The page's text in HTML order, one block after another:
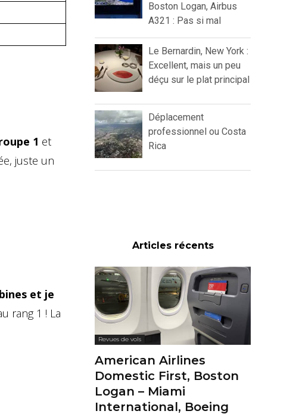
1 et
juste un
et je
rang 1 ! La
Boston Logan, Airbus
A321 : Pas si mal
Le Bernardin, New York :
Excellent, mais un peu
déçu sur le plat principal
Déplacement
professionnel ou Costa
Rica
Articles récents
Revues de vols
American Airlines
Domestic First, Boston
Logan – Miami
International, Boeing